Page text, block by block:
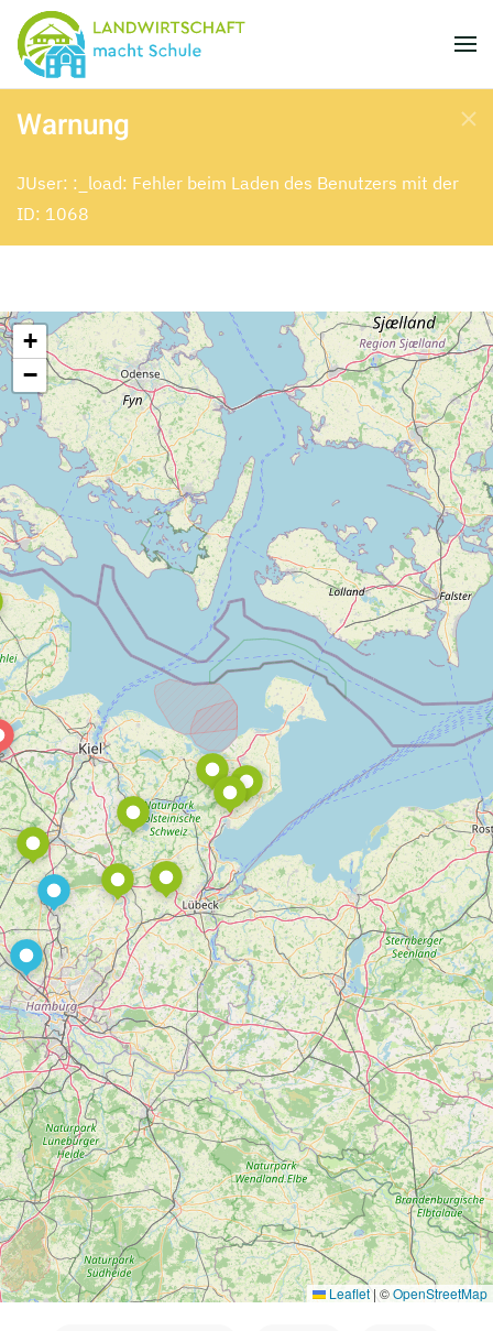
Skip to main content
Warnung
JUser: :_load: Fehler beim Laden des Benutzers mit der
ID: 1068
+
−
Leaflet|©OpenStreetMap